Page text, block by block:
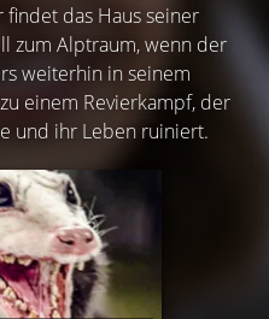
findet das Haus seiner
zum Alptraum, wenn der
weiterhin in seinem
einem Revierkampf, der
und ihr Leben ruiniert.